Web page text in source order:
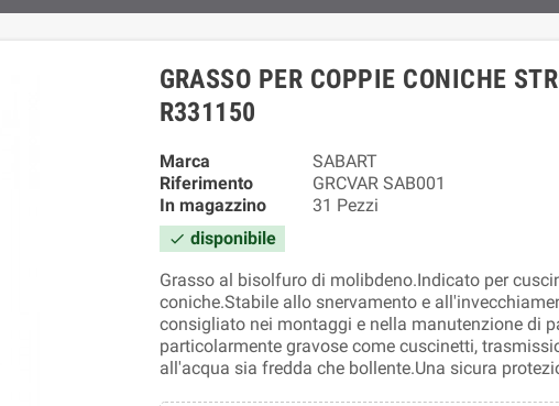
GRASSO PER COPPIE CONICHE
R331150
Marca
SABART
Riferimento
GRCVAR SAB001
In magazzino
31 Pezzi
 disponibile
Grasso al bisolfuro di molibdeno.Indicato per
coniche.Stabile allo snervamento e
consigliato nei montaggi e nella manutenzione di
particolarmente gravose come cuscinetti,
all'acqua sia fredda che bollente.Una sicura